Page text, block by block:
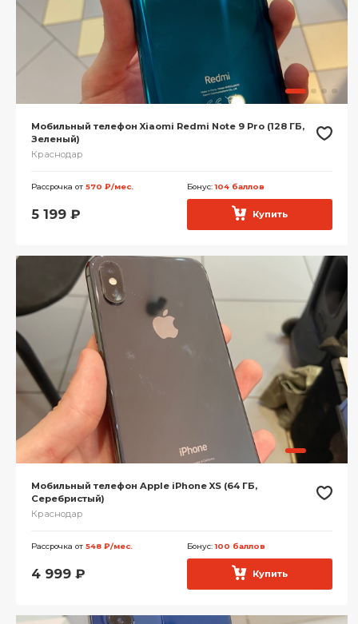
Мобильный телефон Xiaomi Redmi Note 9 Pro (128 ГБ,
Зеленый)
Краснодар
Рассрочка от 570 ₽/мес. Бонус:104 баллов
5 199 ₽ Купить
Мобильный телефон Apple iPhone XS (64 ГБ,
Серебристый)
Краснодар
Рассрочка от 548 ₽/мес. Бонус:100 баллов
4 999 ₽ Купить